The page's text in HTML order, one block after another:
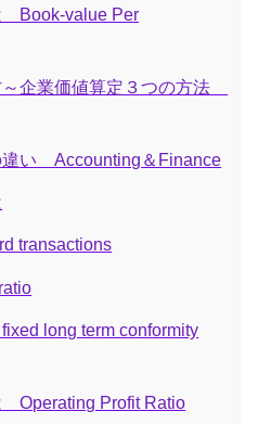
Book-value Per
企業価値算定３つの方法
違い Accounting＆Finance
transactions
long term conformity
Operating Profit Ratio